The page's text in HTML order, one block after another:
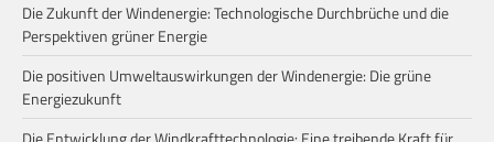
Die Zukunft der Windenergie: Technologische Durchbrüche und die
Perspektiven grüner Energie
Die positiven Umweltauswirkungen der Windenergie: Die grüne
Energiezukunft